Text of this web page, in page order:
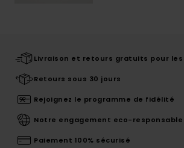
Livraison et retours gratuits pour les
Retours sous 30 jours
Rejoignez le programme de fidélité
Notre engagement eco-responsable
Paiement 100% sécurisé